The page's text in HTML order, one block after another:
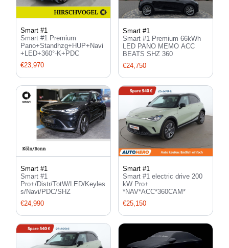
Smart #1
Smart #1 Premium
Pano+Standhzg+HUP+Navi
+LED+360°-K+PDC
€23,970
Smart #1
Smart #1 Premium 66kWh
LED PANO MEMO ACC
BEATS SHZ 360
€24,750
Smart #1
Smart #1
Pro+/Distr/TotW/LED/Keyles
s/Navi/PDC/SHZ
€24,990
Smart #1
Smart #1 electric drive 200
kW Pro+
*NAV*ACC*360CAM*
€25,150